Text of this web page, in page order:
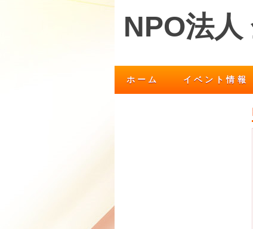
NPO法
ホーム イベント情報